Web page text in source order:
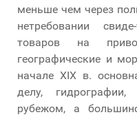
меньше чем через
нетребовании
товаров на
географические и
начале XIX в.
делу,
рубежом, а